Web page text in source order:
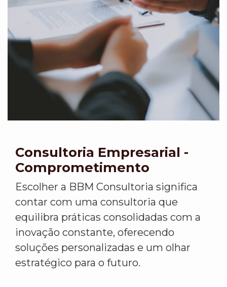
Consultoria Empresarial -
Comprometimento
Escolher a BBM Consultoria significa
contar com uma consultoria que
equilibra práticas consolidadas com a
inovação constante, oferecendo
soluções personalizadas e um olhar
estratégico para o futuro.